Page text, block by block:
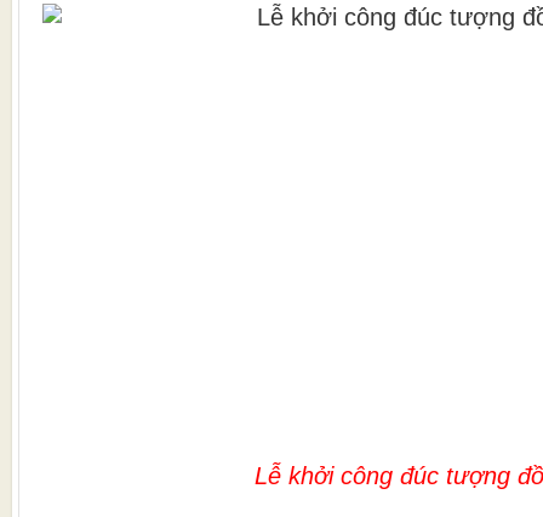
Lễ khởi công đúc tượng